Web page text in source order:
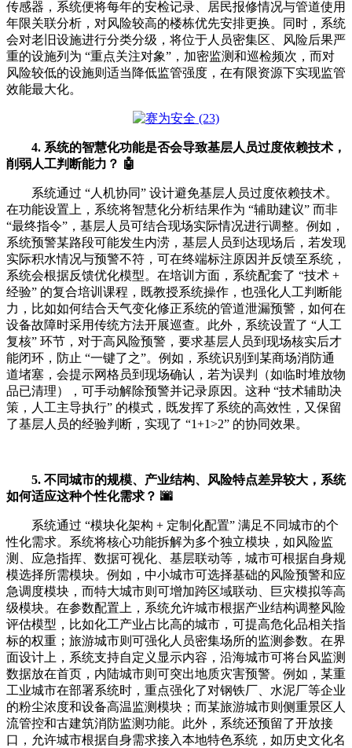
传感器，系统便将每年的安检记录、居民报修情况与管道使用
年限关联分析，对风险较高的楼栋优先安排更换。同时，系统
会对老旧设施进行分类分级，将位于人员密集区、风险后果严
重的设施列为 “重点关注对象”，加密监测和巡检频次，而对
风险较低的设施则适当降低监管强度，在有限资源下实现监管
效能最大化。
4. 系统的智慧化功能是否会导致基层人员过度依赖技术，
削弱人工判断能力？ 🤖
系统通过 “人机协同” 设计避免基层人员过度依赖技术。
在功能设置上，系统将智慧化分析结果作为 “辅助建议” 而非
“最终指令”，基层人员可结合现场实际情况进行调整。例如，
系统预警某路段可能发生内涝，基层人员到达现场后，若发现
实际积水情况与预警不符，可在终端标注原因并反馈至系统，
系统会根据反馈优化模型。在培训方面，系统配套了 “技术 +
经验” 的复合培训课程，既教授系统操作，也强化人工判断能
力，比如如何结合天气变化修正系统的管道泄漏预警，如何在
设备故障时采用传统方法开展巡查。此外，系统设置了 “人工
复核” 环节，对于高风险预警，要求基层人员到现场核实后才
能闭环，防止 “一键了之”。例如，系统识别到某商场消防通
道堵塞，会提示网格员到现场确认，若为误判（如临时堆放物
品已清理），可手动解除预警并记录原因。这种 “技术辅助决
策，人工主导执行” 的模式，既发挥了系统的高效性，又保留
了基层人员的经验判断，实现了 “1+1>2” 的协同效果。
5. 不同城市的规模、产业结构、风险特点差异较大，系统
如何适应这种个性化需求？ 🌆
系统通过 “模块化架构 + 定制化配置” 满足不同城市的个
性化需求。系统将核心功能拆解为多个独立模块，如风险监
测、应急指挥、数据可视化、基层联动等，城市可根据自身规
模选择所需模块。例如，中小城市可选择基础的风险预警和应
急调度模块，而特大城市则可增加跨区域联动、巨灾模拟等高
级模块。在参数配置上，系统允许城市根据产业结构调整风险
评估模型，比如化工产业占比高的城市，可提高危化品相关指
标的权重；旅游城市则可强化人员密集场所的监测参数。在界
面设计上，系统支持自定义显示内容，沿海城市可将台风监测
数据放在首页，内陆城市则可突出地质灾害预警。例如，某重
工业城市在部署系统时，重点强化了对钢铁厂、水泥厂等企业
的粉尘浓度和设备高温监测模块；而某旅游城市则侧重景区人
流管控和古建筑消防监测功能。此外，系统还预留了开放接
口，允许城市根据自身需求接入本地特色系统，如历史文化名